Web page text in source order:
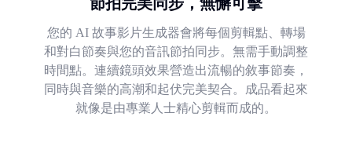
您的 AI 故事影片生成器會將每個剪輯點、轉場
和對白節奏與您的音訊節拍同步。無需手動調整
時間點。連續鏡頭效果營造出流暢的敘事節奏，
同時與音樂的高潮和起伏完美契合。成品看起來
就像是由專業人士精心剪輯而成的。